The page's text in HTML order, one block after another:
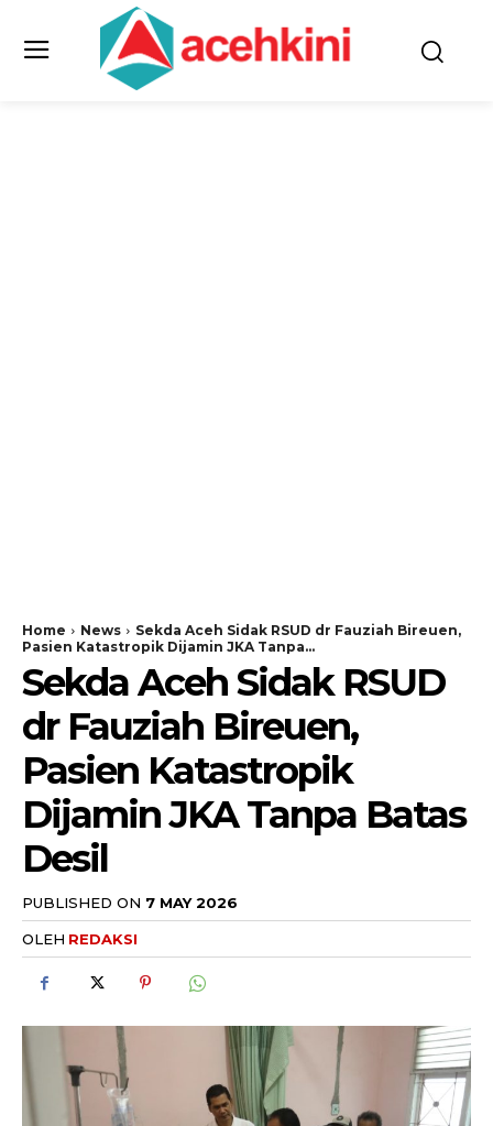
Home News
Sekda Aceh Sidak RSUD dr Fauziah Bireuen,
Pasien Katastropik Dijamin JKA Tanpa...
Sekda Aceh Sidak RSUD
dr Fauziah Bireuen,
Pasien Katastropik
Dijamin JKA Tanpa Batas
Desil
PUBLISHED ON 7 MAY 2026
OLEH REDAKSI